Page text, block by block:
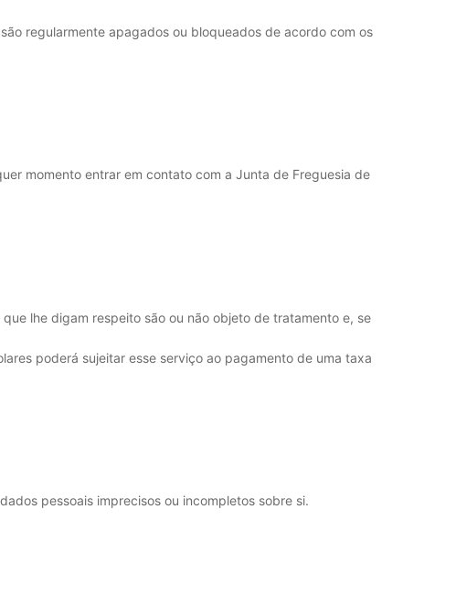
regularmente apagados ou bloqueados de acordo com os
momento entrar em contato com a Junta de Freguesia de
lhe digam respeito são ou não objeto de tratamento e, se
poderá sujeitar esse serviço ao pagamento de uma taxa
pessoais imprecisos ou incompletos sobre si.